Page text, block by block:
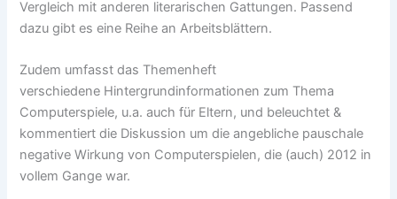
Vergleich mit anderen literarischen Gattungen. Passend
dazu gibt es eine Reihe an Arbeitsblättern.
Zudem umfasst das Themenheft
verschiedene Hintergrundinformationen zum Thema
Computerspiele, u.a. auch für Eltern, und beleuchtet &
kommentiert die Diskussion um die angebliche pauschale
negative Wirkung von Computerspielen, die (auch) 2012 in
vollem Gange war.